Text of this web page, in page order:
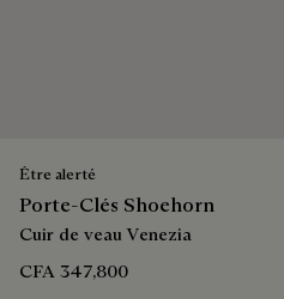
Être alerté
Porte-Clés Shoehorn
Cuir de veau Venezia
CFA 347,800